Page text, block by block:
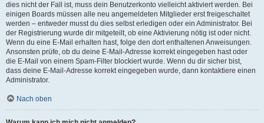
dies nicht der Fall ist, muss dein Benutzerkonto vielleicht aktiviert werden. Bei
einigen Boards müssen alle neu angemeldeten Mitglieder erst freigeschaltet
werden – entweder musst du dies selbst erledigen oder ein Administrator. Bei
der Registrierung wurde dir mitgeteilt, ob eine Aktivierung nötig ist oder nicht.
Wenn du eine E-Mail erhalten hast, folge den dort enthaltenen Anweisungen.
Ansonsten prüfe, ob du deine E-Mail-Adresse korrekt eingegeben hast oder
die E-Mail von einem Spam-Filter blockiert wurde. Wenn du dir sicher bist,
dass deine E-Mail-Adresse korrekt eingegeben wurde, dann kontaktiere einen
Administrator.
Nach oben